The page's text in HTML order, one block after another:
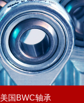
美国BWC轴承